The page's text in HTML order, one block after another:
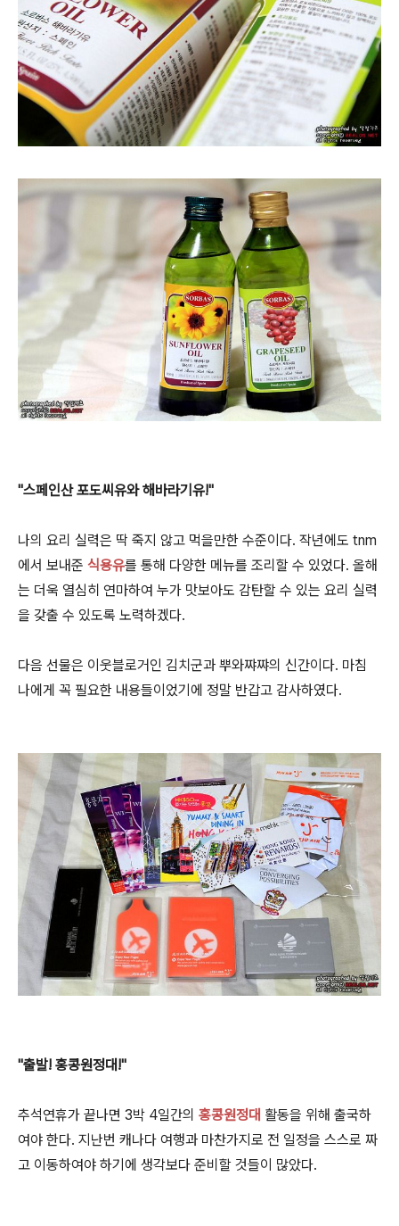
"스페인산 포도씨유와 해바라기유!"
나의 요리 실력은 딱 죽지 않고 먹을만한 수준이다. 작년에도 tnm
에서 보내준 식용유를 통해 다양한 메뉴를 조리할 수 있었다. 올해
는 더욱 열심히 연마하여 누가 맛보아도 감탄할 수 있는 요리 실력
을 갖출 수 있도록 노력하겠다.
다음 선물은 이웃블로거인 김치군과 뿌와쨔쨔의 신간이다. 마침
나에게 꼭 필요한 내용들이었기에 정말 반갑고 감사하였다.
"출발! 홍콩원정대!"
추석연휴가 끝나면 3박 4일간의 홍콩원정대 활동을 위해 출국하
여야 한다. 지난번 캐나다 여행과 마찬가지로 전 일정을 스스로 짜
고 이동하여야 하기에 생각보다 준비할 것들이 많았다.